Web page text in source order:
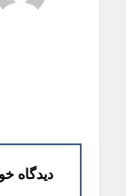
دیدگاه